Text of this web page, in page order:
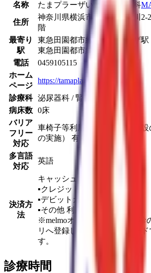
名称 たまプラーザいとう泌尿器科
住所
神奈川県横浜市青葉区新石川2-
階
最寄り
駅
東急田園都市線
たまプラーザ駅
東急田園都市線
電話
0459105115
ホーム
ページ
https://tamaplaza-uro.jp/
診療科
泌尿器科 / 腎臓内科
病床数
0床
バリア
フリー
対応
車椅子等利用者への配慮（施
の実施） 有り
多言語
対応
英語
決済方
法
キャッシュレス対応あり
▪︎クレジットカード
▪︎デビットカード
▪︎その他 利用不可
※melmoオンライン診療を受診
リへ登録したクレジットカー
す。
診療時間